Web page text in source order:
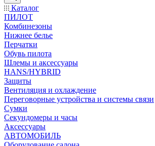
Каталог
ПИЛОТ
Комбинезоны
Нижнее белье
Перчатки
Обувь пилота
Шлемы и аксессуары
HANS/HYBRID
Защиты
Вентиляция и охлаждение
Переговорные устройства и системы связи
Сумки
Секундомеры и часы
Аксессуары
АВТОМОБИЛЬ